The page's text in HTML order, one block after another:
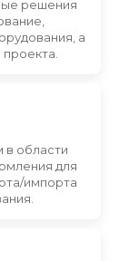
решения
а
в области
для
импорта